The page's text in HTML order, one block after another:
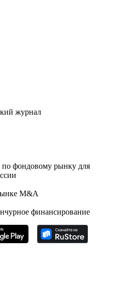
журнал
по фондовому рынку для
M&A
финансирование